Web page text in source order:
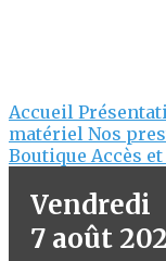
Accueil
matériel Nos
Boutique Accès
Vendredi
7 août